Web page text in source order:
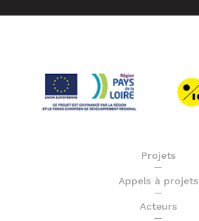
Projets
Appels à projets
Acteurs